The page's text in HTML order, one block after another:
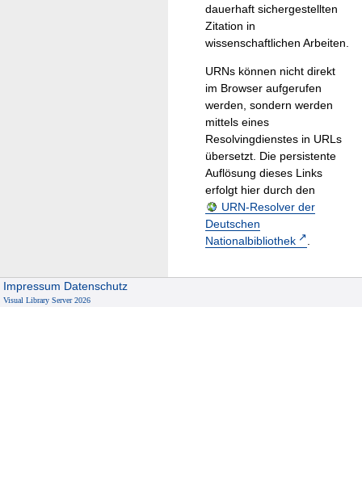
dauerhaft sichergestellten
Zitation in
wissenschaftlichen Arbeiten.
URNs können nicht direkt
im Browser aufgerufen
werden, sondern werden
mittels eines
Resolvingdienstes in URLs
übersetzt. Die persistente
Auflösung dieses Links
erfolgt hier durch den
URN-Resolver der
Deutschen
Nationalbibliothek
.
Impressum Datenschutz
Visual Library Server 2026